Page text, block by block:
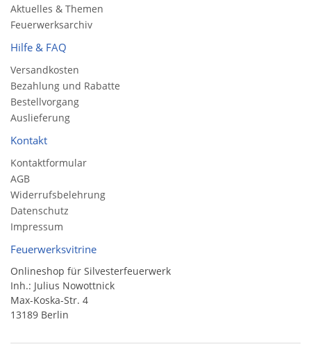
Aktuelles & Themen
Feuerwerksarchiv
Hilfe & FAQ
Versandkosten
Bezahlung und Rabatte
Bestellvorgang
Auslieferung
Kontakt
Kontaktformular
AGB
Widerrufsbelehrung
Datenschutz
Impressum
Feuerwerksvitrine
Onlineshop für Silvesterfeuerwerk
Inh.: Julius Nowottnick
Max-Koska-Str. 4
13189 Berlin